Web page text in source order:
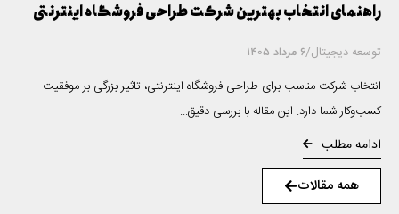
توسعه دیجیتال/6 مرداد 1405
راهنمای انتخاب بهترین شرکت طراحی فروشگاه اینترنتی
انتخاب شرکت مناسب برای طراحی فروشگاه اینترنتی، تاثیر بزرگی بر موفقیت
کسب‌وکار شما دارد. این مقاله با بررسی دقیق...
ادامه مطلب
همه مقالات